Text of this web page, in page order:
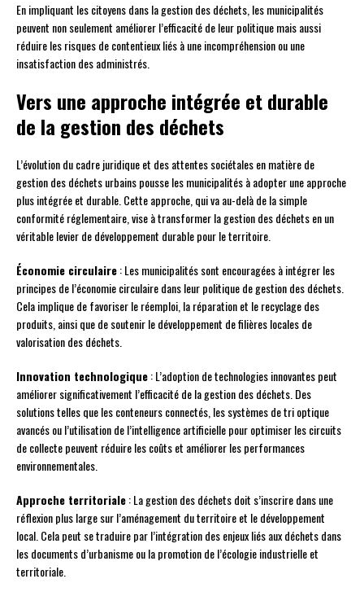
En impliquant les citoyens dans la gestion des déchets, les municipalités
peuvent non seulement améliorer l’efficacité de leur politique mais aussi
réduire les risques de contentieux liés à une incompréhension ou une
insatisfaction des administrés.
Vers une approche intégrée et durable
de la gestion des déchets
L’évolution du cadre juridique et des attentes sociétales en matière de
gestion des déchets urbains pousse les municipalités à adopter une approche
plus intégrée et durable. Cette approche, qui va au-delà de la simple
conformité réglementaire, vise à transformer la gestion des déchets en un
véritable levier de développement durable pour le territoire.
Économie circulaire: Les municipalités sont encouragées à intégrer les
principes de l’économie circulaire dans leur politique de gestion des déchets.
Cela implique de favoriser le réemploi, la réparation et le recyclage des
produits, ainsi que de soutenir le développement de filières locales de
valorisation des déchets.
Innovation technologique: L’adoption de technologies innovantes peut
améliorer significativement l’efficacité de la gestion des déchets. Des
solutions telles que les conteneurs connectés, les systèmes de tri optique
avancés ou l’utilisation de l’intelligence artificielle pour optimiser les circuits
de collecte peuvent réduire les coûts et améliorer les performances
environnementales.
Approche territoriale: La gestion des déchets doit s’inscrire dans une
réflexion plus large sur l’aménagement du territoire et le développement
local. Cela peut se traduire par l’intégration des enjeux liés aux déchets dans
les documents d’urbanisme ou la promotion de l’écologie industrielle et
territoriale.